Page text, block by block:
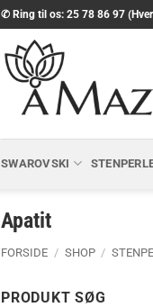
✆ Ring til os: 25 78 86 97
SWAROVSKI
Apatit
FORSIDE / SHOP /
PRODUKT SØG